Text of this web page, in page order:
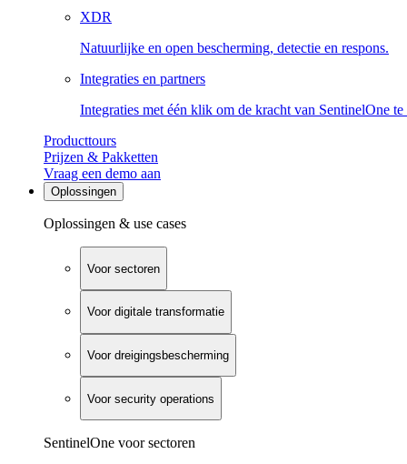
XDR
Natuurlijke en open bescherming, detectie en respons.
Integraties en partners
Integraties met één klik om de kracht van SentinelOne te
Producttours
Prijzen & Pakketten
Vraag een demo aan
Oplossingen
Oplossingen & use cases
Voor sectoren
Voor digitale transformatie
Voor dreigingsbescherming
Voor security operations
SentinelOne voor sectoren